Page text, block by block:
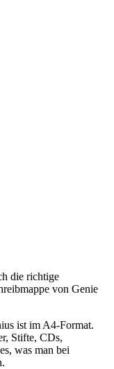
die richtige
von Genie
ist im A4-Format.
Stifte, CDs,
was man bei